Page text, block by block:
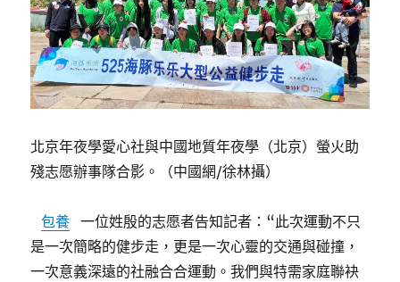
北京年夜學愛心社與中國地質年夜學（北京）螢火助
殘志愿辦事隊合影。（中國網/徐林攝）
包養 一位姓殷的志愿者告知記者：“此次運動不只
是一次簡略的健步走，更是一次心靈的交通與碰撞，
一次意義深遠的社融合合運動。我們與特需家庭聯袂